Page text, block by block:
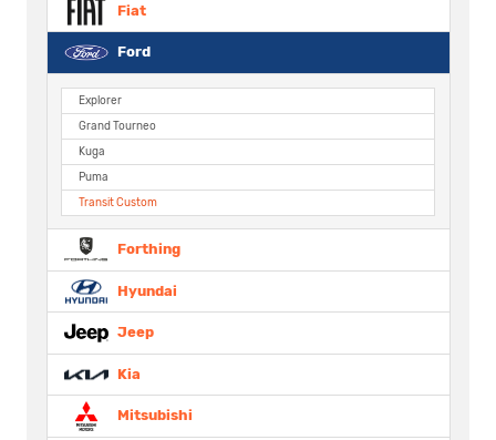
Fiat
Ford
Explorer
Grand Tourneo
Kuga
Puma
Transit Custom
Forthing
Hyundai
Jeep
Kia
Mitsubishi